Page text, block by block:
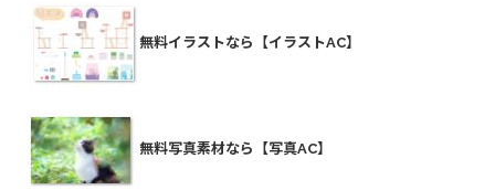
無料イラストなら【イラストAC】
無料写真素材なら【写真AC】